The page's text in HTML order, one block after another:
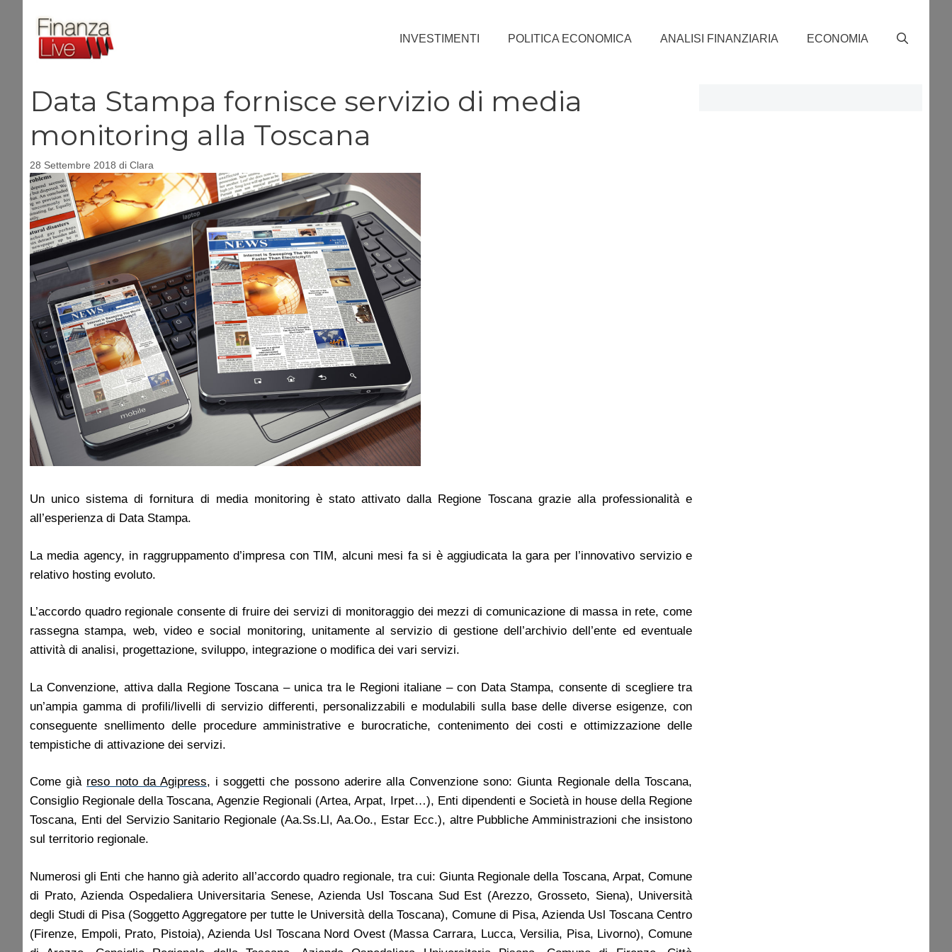
contenuto
INVESTIMENTI POLITICA ECONOMICA ANALISI FINANZIARIA ECONOMIA
Data Stampa fornisce servizio di media
monitoring alla Toscana
28 Settembre 2018 di Clara
Un unico sistema di fornitura di media monitoring è stato attivato dalla Regione Toscana grazie alla professionalità e
all’esperienza di Data Stampa.
La media agency, in raggruppamento d’impresa con TIM, alcuni mesi fa si è aggiudicata la gara per l’innovativo servizio e
relativo hosting evoluto.
L’accordo quadro regionale consente di fruire dei servizi di monitoraggio dei mezzi di comunicazione di massa in rete, come
rassegna stampa, web, video e social monitoring, unitamente al servizio di gestione dell’archivio dell’ente ed eventuale
attività di analisi, progettazione, sviluppo, integrazione o modifica dei vari servizi.
La Convenzione, attiva dalla Regione Toscana – unica tra le Regioni italiane – con Data Stampa, consente di scegliere tra
un’ampia gamma di profili/livelli di servizio differenti, personalizzabili e modulabili sulla base delle diverse esigenze, con
conseguente snellimento delle procedure amministrative e burocratiche, contenimento dei costi e ottimizzazione delle
tempistiche di attivazione dei servizi.
Come già reso noto da Agipress, i soggetti che possono aderire alla Convenzione sono: Giunta Regionale della Toscana,
Consiglio Regionale della Toscana, Agenzie Regionali (Artea, Arpat, Irpet…), Enti dipendenti e Società in house della Regione
Toscana, Enti del Servizio Sanitario Regionale (Aa.Ss.Ll, Aa.Oo., Estar Ecc.), altre Pubbliche Amministrazioni che insistono
sul territorio regionale.
Numerosi gli Enti che hanno già aderito all’accordo quadro regionale, tra cui: Giunta Regionale della Toscana, Arpat, Comune
di Prato, Azienda Ospedaliera Universitaria Senese, Azienda Usl Toscana Sud Est (Arezzo, Grosseto, Siena), Università
degli Studi di Pisa (Soggetto Aggregatore per tutte le Università della Toscana), Comune di Pisa, Azienda Usl Toscana Centro
(Firenze, Empoli, Prato, Pistoia), Azienda Usl Toscana Nord Ovest (Massa Carrara, Lucca, Versilia, Pisa, Livorno), Comune